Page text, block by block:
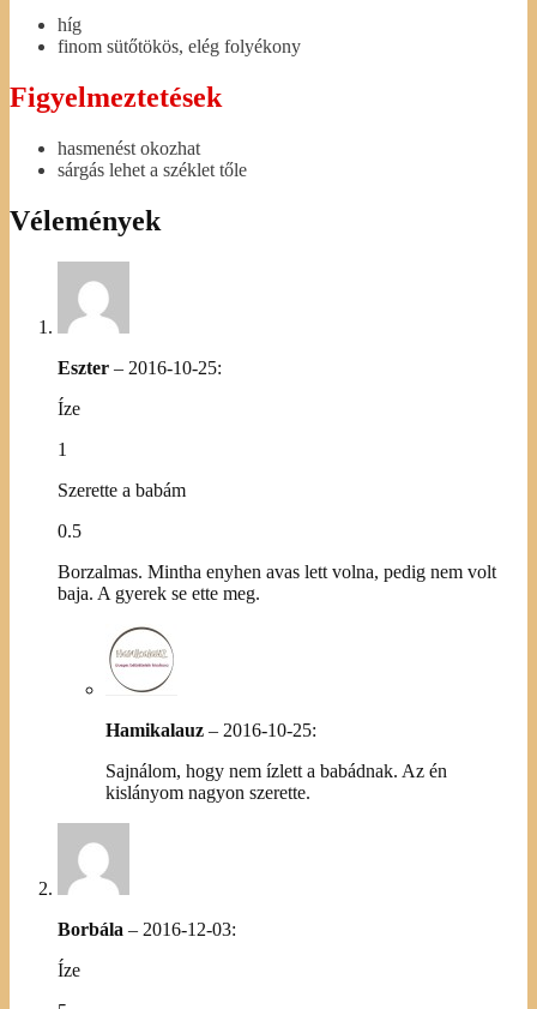
híg
finom sütőtökös, elég folyékony
Figyelmeztetések
hasmenést okozhat
sárgás lehet a széklet tőle
Vélemények
Eszter – 2016-10-25:
Íze
1
Szerette a babám
0.5
Borzalmas. Mintha enyhen avas lett volna, pedig nem volt
baja. A gyerek se ette meg.
Hamikalauz – 2016-10-25:
Sajnálom, hogy nem ízlett a babádnak. Az én
kislányom nagyon szerette.
Borbála – 2016-12-03:
Íze